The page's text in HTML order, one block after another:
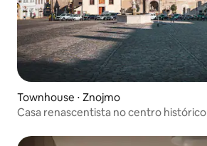
Townhouse ⋅ Znojmo
Casa renascentista no centro histórico